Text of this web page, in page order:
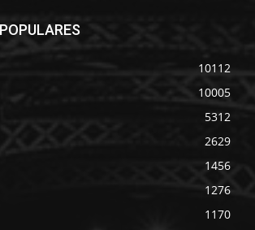
10112
10005
5312
2629
1456
1276
1170